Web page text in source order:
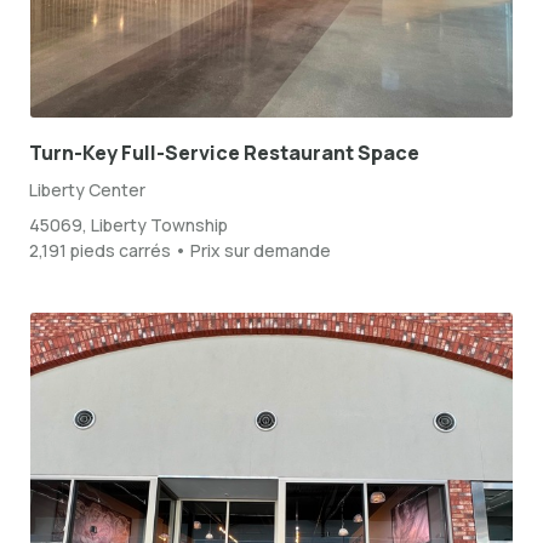
Turn-Key Full-Service Restaurant Space
Liberty Center
45069, Liberty Township
2,191 pieds carrés • Prix sur demande